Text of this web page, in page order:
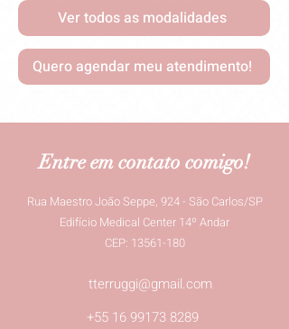
Ver todos as modalidades
Quero agendar meu atendimento!
Entre em contato comigo!
Rua Maestro João Seppe, 924 - São Carlos/SP
Edifício Medical Center 14º Andar
CEP: 13561-180
tterruggi@gmail.com
+55 16 99173 8289